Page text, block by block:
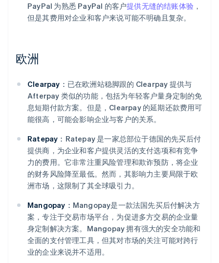
PayPal 为熟悉 PayPal 的客户提供无缝的结账体验 ，
但是其费用对企业和客户来说可能不明确且复杂。
欧洲
Clearpay： 已在欧洲站稳脚跟的 Clearpay 提供与
Afterpay 类似的功能，包括为年轻客户量身定制的免
息短期付款方案。但是，Clearpay 的延期还款费用可
能很高，可能会影响企业与客户的关系。
Ratepay： Ratepay 是一家总部位于德国的先买后付
提供商，为企业和客户提供灵活的支付选项和有竞争
力的费用。它非常注重风险管理和欺诈预防，将企业
的财务风险降至最低。然而，其影响力主要局限于欧
洲市场，这限制了其全球吸引力。
Mangopay： Mangopay是一款法国先买后付解决方
案，专注于交易市场平台，为促进多方交易的企业量
身定制解决方案。Mangopay 拥有强大的安全功能和
全面的支付管理工具，但其对市场的关注可能对跨行
业的企业来说并不适用。